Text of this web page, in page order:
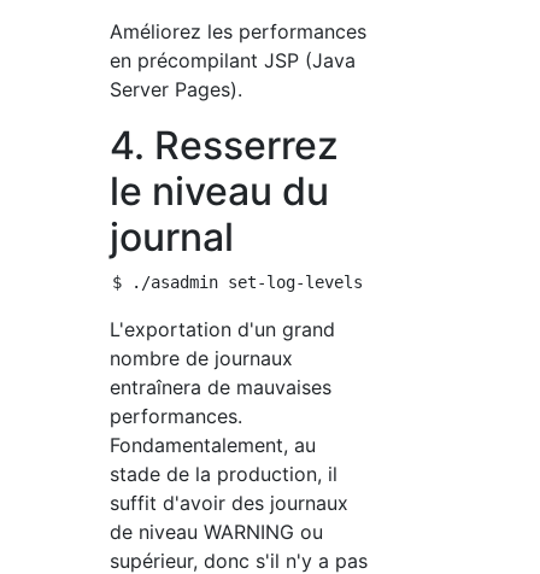
Améliorez les performances
en précompilant JSP (Java
Server Pages).
4. Resserrez
le niveau du
journal
L'exportation d'un grand
nombre de journaux
entraînera de mauvaises
performances.
Fondamentalement, au
stade de la production, il
suffit d'avoir des journaux
de niveau WARNING ou
supérieur, donc s'il n'y a pas